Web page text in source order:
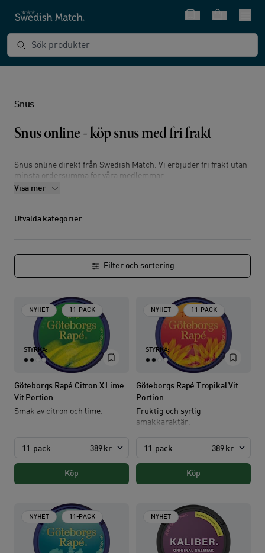
SnabbvalVarukorg
Sök produkter
Snus
Snus online - köp snus med fri frakt
Snus online direkt från Swedish Match. Vi erbjuder fri frakt utan
minsta ordersumma för våra medlemmar.
Du kan även läsa mer omvåra varumärken
limited-edition-produkter
Visa mer
Utvalda kategorier
Filter och sortering
STYRKA:
Göteborgs Rapé Citron X Lime
Vit Portion
Smak av citron och lime.
NYHET 11-PACK
11-pack 389 kr
Köp
STYRKA:
Göteborgs Rapé Tropikal Vit
Portion
Fruktig och syrlig
smakkaraktär.
NYHET 11-PACK
11-pack 389 kr
Köp
NYHET 11-PACK NYHET